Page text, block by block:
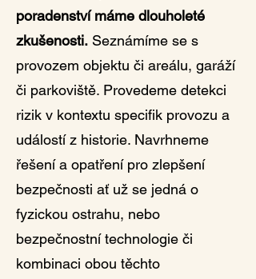
poradenství máme dlouholeté
zkušenosti. Seznámíme se s
provozem objektu či areálu, garáží
či parkoviště. Provedeme detekci
rizik v kontextu specifik provozu a
událostí z historie. Navrhneme
řešení a opatření pro zlepšení
bezpečnosti ať už se jedná o
fyzickou ostrahu, nebo
bezpečnostní technologie či
kombinaci obou těchto